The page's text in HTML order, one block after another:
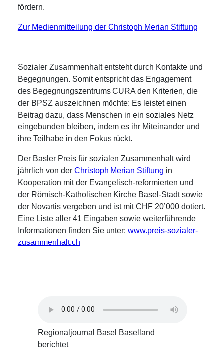
fördern.
Zur Medienmitteilung der Christoph Merian Stiftung
Sozialer Zusammenhalt entsteht durch Kontakte und
Begegnungen. Somit entspricht das Engagement
des Begegnungszentrums CURA den Kriterien, die
der BPSZ auszeichnen möchte: Es leistet einen
Beitrag dazu, dass Menschen in ein soziales Netz
eingebunden bleiben, indem es ihr Miteinander und
ihre Teilhabe in den Fokus rückt.
Der Basler Preis für sozialen Zusammenhalt wird
jährlich von der Christoph Merian Stiftung in
Kooperation mit der Evangelisch-reformierten und
der Römisch-Katholischen Kirche Basel-Stadt sowie
der Novartis vergeben und ist mit CHF 20’000 dotiert.
Eine Liste aller 41 Eingaben sowie weiterführende
Informationen finden Sie unter: www.preis-sozialer-
zusammenhalt.ch
Regionaljournal Basel Baselland
berichtet